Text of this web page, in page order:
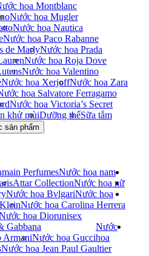
hoa Montblanc
Nước hoa Mugler
Nước hoa Nautica
Nước hoa Paco Rabanne
de MarlyNước hoa Prada
Nước hoa Roja Dove
Nước hoa Valentino
Nước hoa XerjoffNước hoa Zara
hoa Salvatore Ferragamo
Nước hoa Victoria’s Secret
khử mùiDưỡng thểSữa tắm
sản phẩm
Perfumes
Attar Collection
Nước hoa Bvlgari
Nước hoa Carolina Herrera
hoa Dior
Gabbana
ArmaniNước hoa Gucci
Nước hoa Jean Paul Gaultier
Nước hoa nam
Nước hoa nữ
Nước hoa
unisex
Nước
hoa